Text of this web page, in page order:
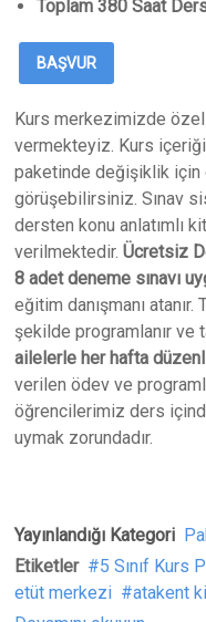
Toplam 380 Saat
BAŞVUR
Kurs merkezimizde
vermekteyiz. Kurs
paketinde değişiklik için
görüşebilirsiniz. Sınav
dersten konu anlatımlı
verilmektedir. Ücretsiz
8 adet deneme sınavı
eğitim danışmanı
şekilde programlanır ve
ailelerle her hafta
verilen ödev ve
öğrencilerimiz ders
uymak zorundadır.
Yayınlandığı Kategori
Etiketler
5 Sınıf Kurs
etüt merkezi
atakent